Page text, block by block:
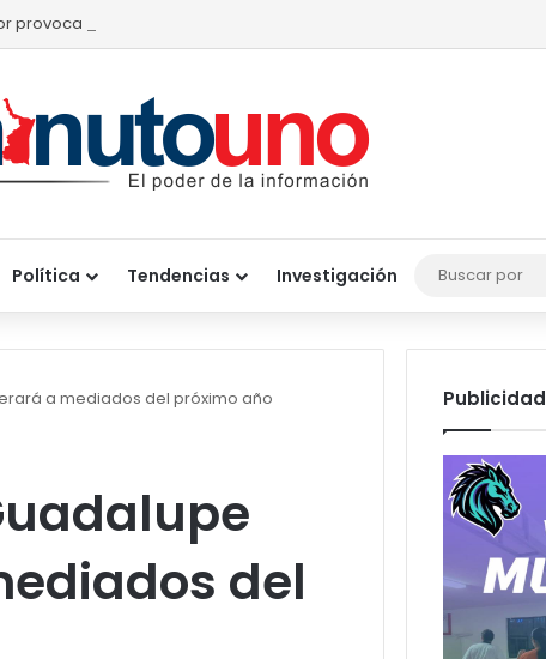
provoca pérdidas de hasta 4 mil pesos por becerro
Política Tendencias Investigación
a mediados del próximo año
del
Publicidad